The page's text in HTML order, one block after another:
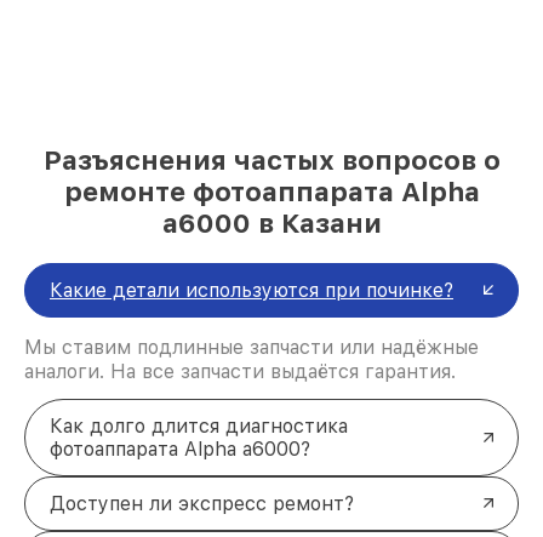
Разъяснения частых вопросов о
ремонте фотоаппарата Alpha
a6000 в Казани
Какие детали используются при починке?
Мы ставим подлинные запчасти или надёжные
аналоги. На все запчасти выдаётся гарантия.
Как долго длится диагностика
фотоаппарата Alpha a6000?
Доступен ли экспресс ремонт?